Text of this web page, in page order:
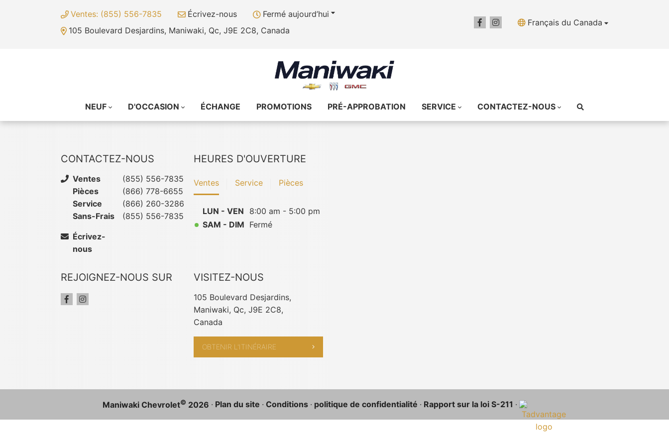
Ventes: (855) 556-7835 Écrivez-nous
Fermé aujourd’hui
105 Boulevard Desjardins, Maniwaki, Qc, J9E 2C8, Canada
Français du Canada
NEUF D'OCCASION ÉCHANGE PROMOTIONS PRÉ-APPROBATION SERVICE CONTACTEZ-NOUS
CONTACTEZ-NOUS
Ventes
(855) 556-7835
Pièces
(866) 778-6655
Service
(866) 260-3286
Sans-Frais
(855) 556-7835
Écrivez-
nous
HEURES D'OUVERTURE
Ventes Service Pièces
LUN - VEN
8:00 am - 5:00 pm
SAM - DIM Fermé
REJOIGNEZ-NOUS SUR VISITEZ-NOUS
105 Boulevard Desjardins,
Maniwaki, Qc, J9E 2C8,
Canada
OBTENIR L'ITINÉRAIRE
Maniwaki Chevrolet© 2026 · Plan du site · Conditions · politique de confidentialité · Rapport sur la loi S-211 ·